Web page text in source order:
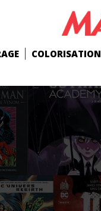
COLORISATION